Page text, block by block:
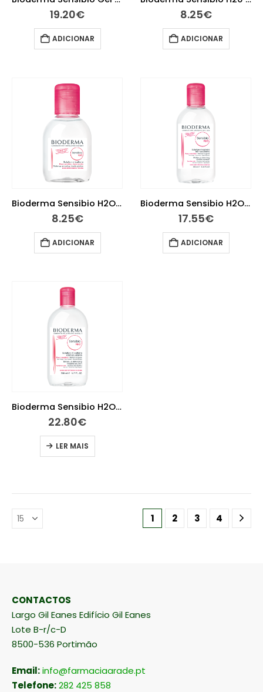
19.20€
ADICIONAR
8.25€
ADICIONAR
Bioderma Sensibio H2O Água Micelar 100ml
8.25€
ADICIONAR
Bioderma Sensibio H2O Água Micelar 250 ml
17.55€
ADICIONAR
Bioderma Sensibio H2O Água Micelar 500ml
22.80€
LER MAIS
1 2 3 4
CONTACTOS
Largo Gil Eanes Edifício Gil Eanes
Lote B-r/c-D
8500-536 Portimão
Email:info@farmaciaarade.pt
Telefone:282 425 858